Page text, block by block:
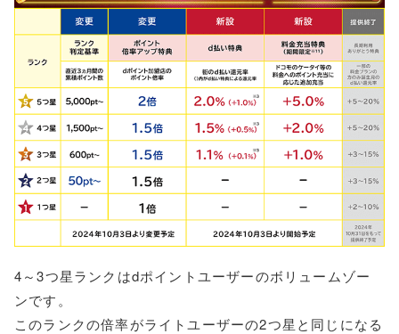
4～3つ星ランクはdポイントユーザーのボリュームゾー
ンです。
このランクの倍率がライトユーザーの2つ星と同じになる